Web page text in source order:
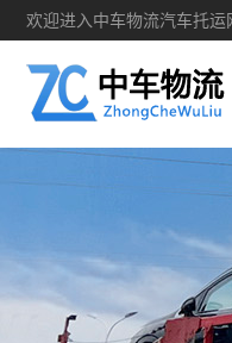
欢迎进入中车物流汽车托